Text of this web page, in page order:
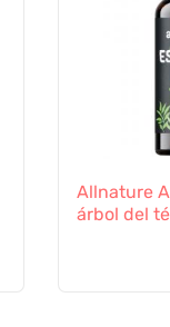
Allnature
árbol del